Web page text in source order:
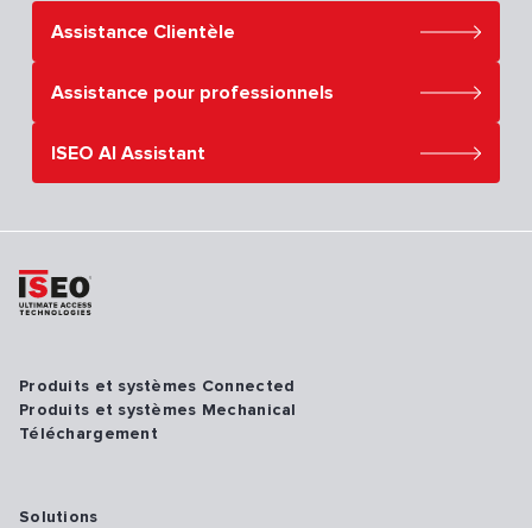
Assistance Clientèle
Assistance pour professionnels
ISEO AI Assistant
Produits et systèmes Connected
Produits et systèmes Mechanical
Téléchargement
Solutions